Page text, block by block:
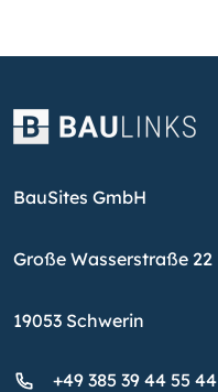
BauSites GmbH
Große Wasserstraße 22
19053 Schwerin
+49 385 39 44 55 44